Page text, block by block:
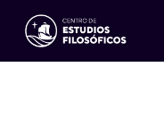
Eventos